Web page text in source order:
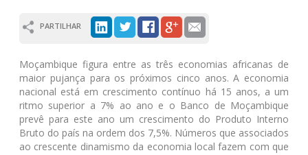
PARTILHAR
Moçambique figura entre as três economias africanas de
maior pujança para os próximos cinco anos. A economia
nacional está em crescimento contínuo há 15 anos, a um
ritmo superior a 7% ao ano e o Banco de Moçambique
prevê para este ano um crescimento do Produto Interno
Bruto do país na ordem dos 7,5%. Números que associados
ao crescente dinamismo da economia local fazem com que